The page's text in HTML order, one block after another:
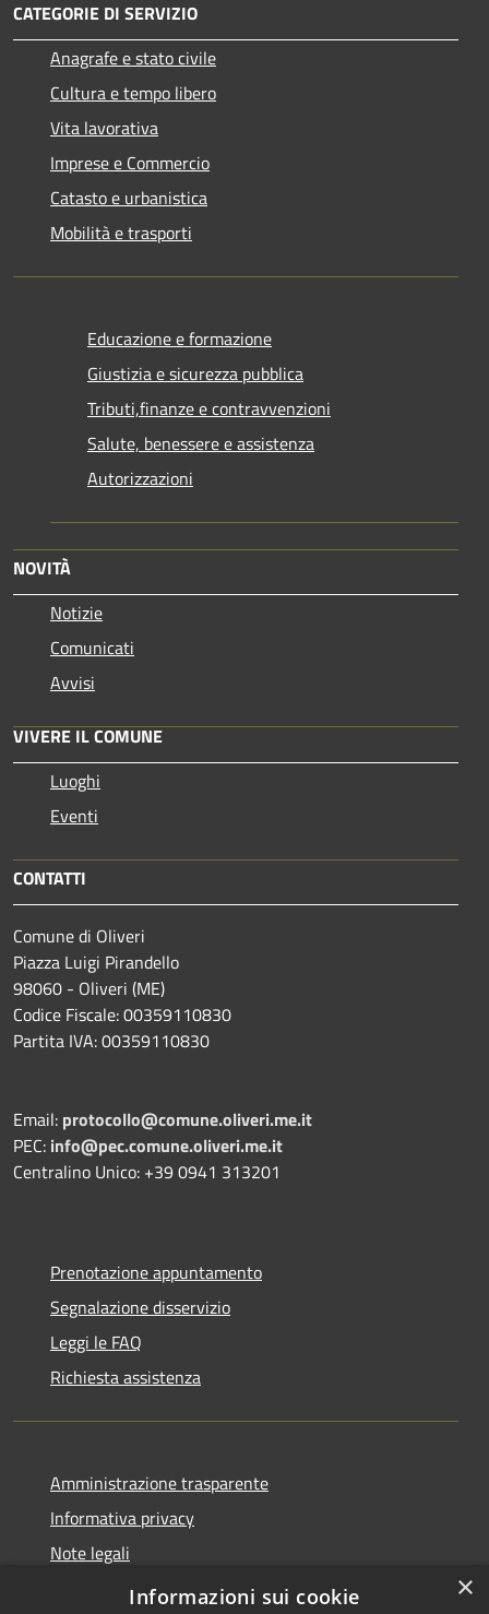
CATEGORIE DI SERVIZIO
Anagrafe e stato civile
Cultura e tempo libero
Vita lavorativa
Imprese e Commercio
Catasto e urbanistica
Mobilità e trasporti
Educazione e formazione
Giustizia e sicurezza pubblica
Tributi,finanze e contravvenzioni
Salute, benessere e assistenza
Autorizzazioni
NOVITÀ
Notizie
Comunicati
Avvisi
VIVERE IL COMUNE
Luoghi
Eventi
CONTATTI
Comune di Oliveri
Piazza Luigi Pirandello
98060 - Oliveri (ME)
Codice Fiscale: 00359110830
Partita IVA: 00359110830
Email: protocollo@comune.oliveri.me.it
PEC: info@pec.comune.oliveri.me.it
Centralino Unico: +39 0941 313201
Prenotazione appuntamento
Segnalazione disservizio
Leggi le FAQ
Richiesta assistenza
Amministrazione trasparente
Informativa privacy
Note legali
Dichiarazione di accessibilità
×
Informazioni sui cookie